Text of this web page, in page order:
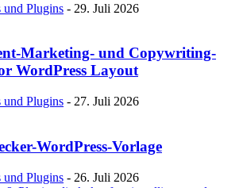
und Plugins - 29. Juli 2026
Marketing- und Copywriting-
WordPress Layout
und Plugins - 27. Juli 2026
WordPress-Vorlage
und Plugins - 26. Juli 2026